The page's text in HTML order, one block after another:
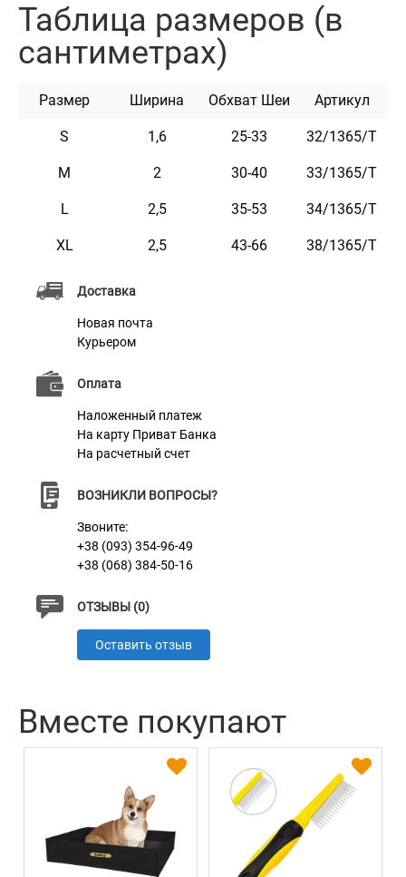
Доставка
Новая почта
Курьером
Оплата
Наложенный платеж
На карту Приват Банка
На расчетный счет
ВОЗНИКЛИ ВОПРОСЫ?
Звоните:
+38 (093) 354-96-49
+38 (068) 384-50-16
ОТЗЫВЫ (0)
Оставить отзыв
Ошейник укомплектован прочной металлической
пряжкой с возможностью нанесения гравировки.
например: кличка домашнего животного, контактные
данные, адрес, номер микрочипа и т.п.
Текст наносится с помощью лазера, поэтому со
Этот ошейник мягкий на ощупь, гибкий и не боится
воды. Он практичен и неприхотлив в уходе.
Характеристики
Материал
Пряжка
Таблица размеров (в
сантиметрах)
Размер Ширина Обхват Шеи Артикул
S 1,6 25-33 32/1365/Т
M 2 30-40 33/1365/Т
L 2,5 35-53 34/1365/Т
XL 2,5 43-66 38/1365/T
Вместе покупают